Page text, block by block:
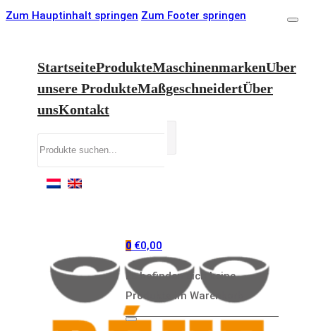
Zum Hauptinhalt springen Zum Footer springen
StartseiteProdukteMaschinenmarkenUber
unsere ProdukteMaßgeschneidertÜber
unsKontakt
0 €0,00
Es befinden sich keine
Produkte im Warenkorb.